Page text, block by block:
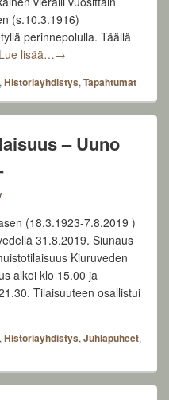
(s.10.3.1916)
perinnepolulla. Täällä
Lue lisää…Kiuruvedellä
→
,Historiayhdistys,Tapahtumat
– Uuno
(18.3.1923-7.8.2019 )
31.8.2019. Siunaus
Kiuruveden
alkoi klo 15.00 ja
Tilaisuuteen osallistui
muistotilaisuus – Uuno
,Historiayhdistys,Juhlapuheet,